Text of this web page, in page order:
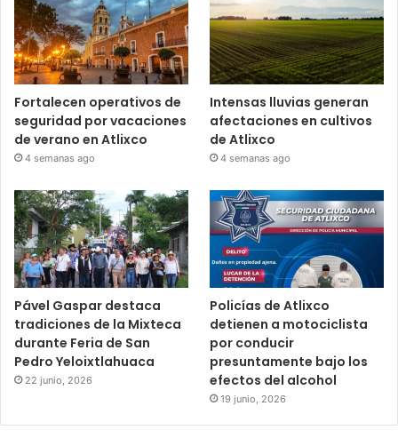
Fortalecen operativos de
seguridad por vacaciones
de verano en Atlixco
4 semanas ago
Intensas lluvias generan
afectaciones en cultivos
de Atlixco
4 semanas ago
Pável Gaspar destaca
tradiciones de la Mixteca
durante Feria de San
Pedro Yeloixtlahuaca
22 junio, 2026
Policías de Atlixco
detienen a motociclista
por conducir
presuntamente bajo los
efectos del alcohol
19 junio, 2026